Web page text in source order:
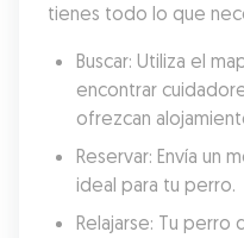
tienes todo lo que
Buscar: Utiliza el
encontrar
ofrezcan
Reservar: Envía un
ideal para tu perro.
Relajarse: Tu perro